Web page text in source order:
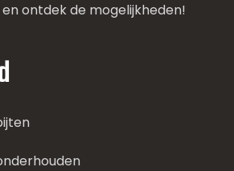
ontdek de mogelijkheden!